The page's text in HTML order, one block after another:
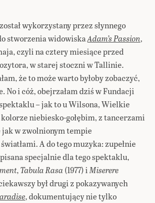
wykorzystany przez słynnego
stworzenia widowiskaAdam’s Passion,
czyli na cztery miesiące przed
w starej stoczni w Tallinie.
że to może warto byłoby zobaczyć,
No i cóż, obejrzałam dziś w Fundacji
– jak to u Wilsona, Wielkie
niebiesko-gołębim, z tancerzami
w zwolnionym tempie
A do tego muzyka: zupełnie
specjalnie dla tego spektaklu,
,Tabula Rasa (1977) iMiserere
był drugi z pokazywanych
, dokumentujący nie tylko